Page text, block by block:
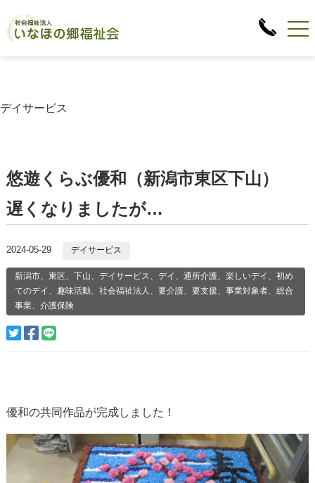
デイサービス
悠遊くらぶ優和（新潟市東区下山）
遅くなりましたが…
2024-05-29 デイサービス
新潟市、東区、下山、デイサービス、デイ、通所介護、楽しいデイ、初め
てのデイ、趣味活動、社会福祉法人、要介護、要支援、事業対象者、総合
事業、介護保険
優和の共同作品が完成しました！